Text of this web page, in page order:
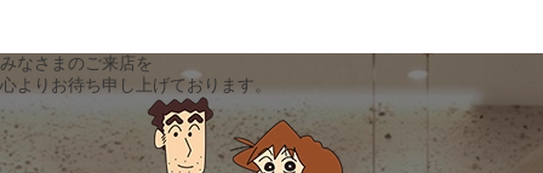
みなさまのご来店を
心よりお待ち申し上げております。